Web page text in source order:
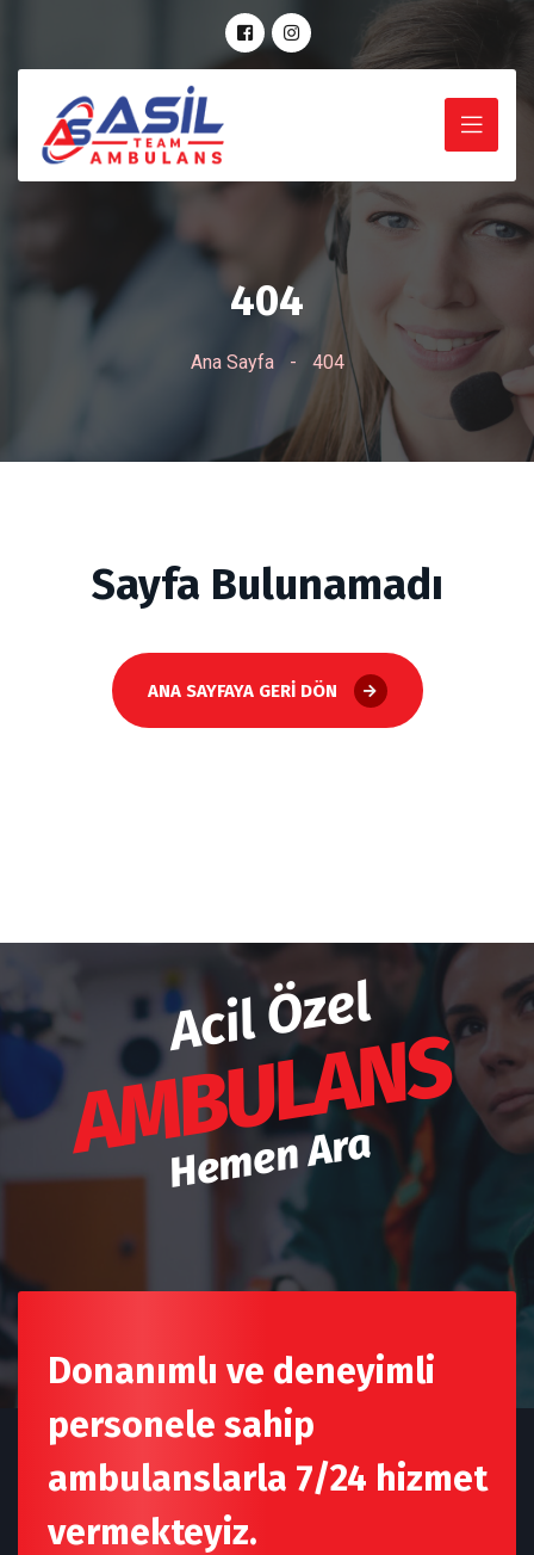
404
Ana Sayfa - 404
Sayfa Bulunamadı
ANA SAYFAYA GERI DÖN
Acil Özel
AMBULANS
Hemen Ara
Donanımlı ve deneyimli
personele sahip
ambulanslarla 7/24 hizmet
vermekteyiz.